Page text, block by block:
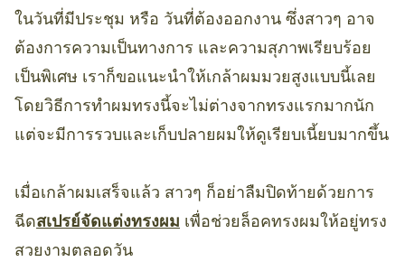
ในวันที่มีประชุม หรือ วันที่ต้องออกงาน ซึ่งสาวๆ อาจ
ต้องการความเป็นทางการ และความสุภาพเรียบร้อย
เป็นพิเศษ เราก็ขอแนะนำให้เกล้าผมมวยสูงแบบนี้เลย
โดยวิธีการทำผมทรงนี้จะไม่ต่างจากทรงแรกมากนัก
แต่จะมีการรวบและเก็บปลายผมให้ดูเรียบเนี้ยบมากขึ้น
เมื่อเกล้าผมเสร็จแล้ว สาวๆ ก็อย่าลืมปิดท้ายด้วยการ
ฉีดสเปรย์จัดแต่งทรงผม เพื่อช่วยล็อคทรงผมให้อยู่ทรง
สวยงามตลอดวัน